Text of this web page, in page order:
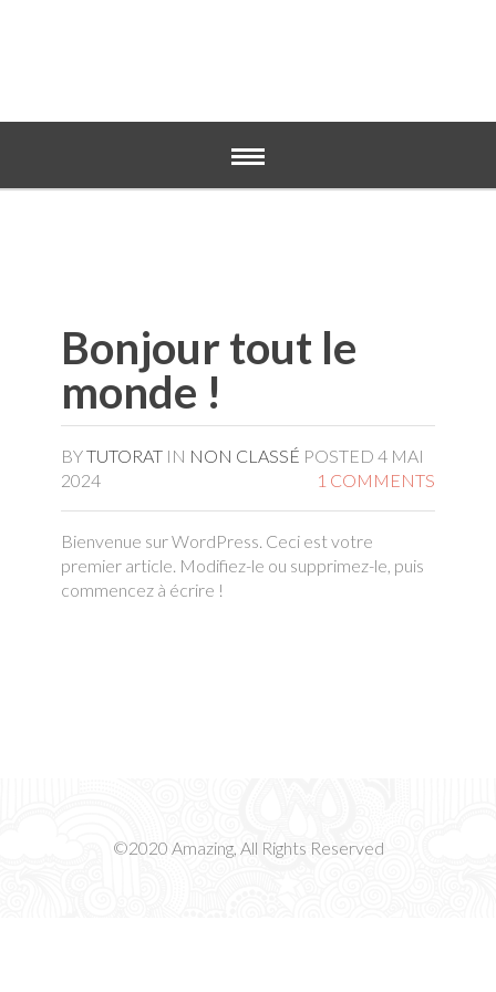
Bonjour tout le
monde !
BYTUTORAT IN NON CLASSÉ POSTED 4 MAI
2024
1 COMMENTS
Bienvenue sur WordPress. Ceci est votre
premier article. Modifiez-le ou supprimez-le, puis
commencez à écrire !
©2020 Amazing, All Rights Reserved